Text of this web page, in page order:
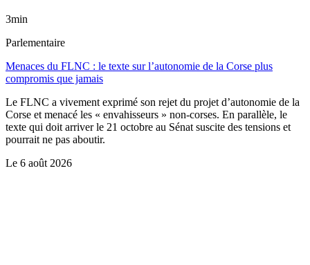
3min
Parlementaire
Menaces du FLNC : le texte sur l’autonomie de la Corse plus
compromis que jamais
Le FLNC a vivement exprimé son rejet du projet d’autonomie de la
Corse et menacé les « envahisseurs » non-corses. En parallèle, le
texte qui doit arriver le 21 octobre au Sénat suscite des tensions et
pourrait ne pas aboutir.
Le 6 août 2026